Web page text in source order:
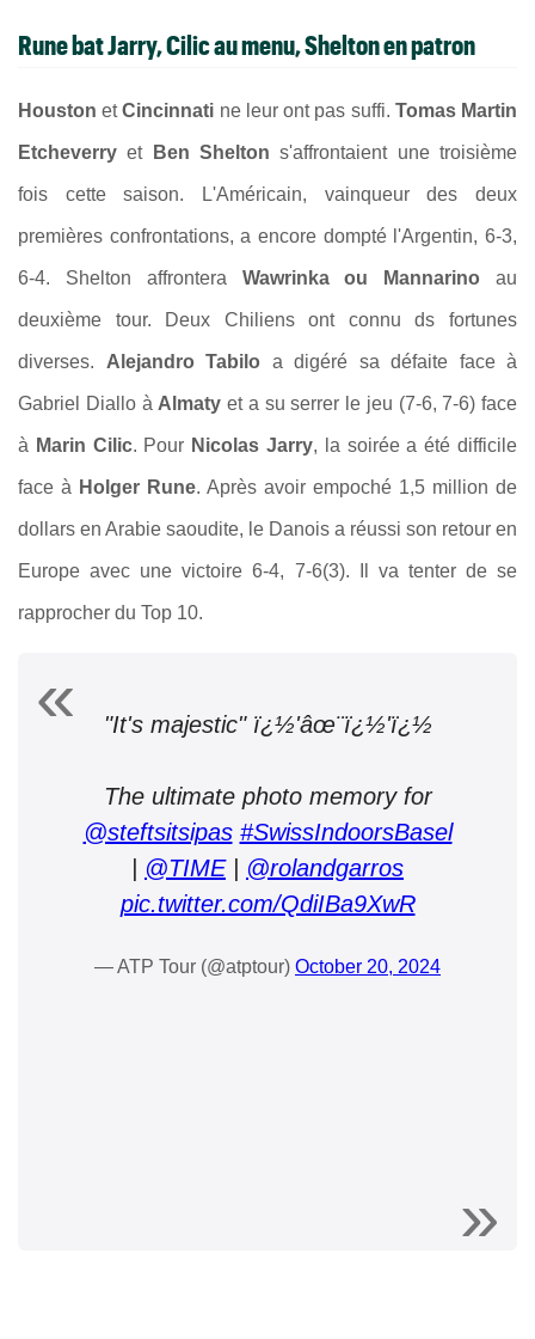
Rune bat Jarry, Cilic au menu, Shelton en patron
HoustonetCincinnati ne leur ont pas suffi. Tomas Martin
Etcheverryet Ben Shelton s'affrontaient une troisième
fois cette saison. L'Américain, vainqueur des deux
premières confrontations, a encore dompté l'Argentin, 6-3,
6-4. Shelton affrontera Wawrinka ou Mannarino au
deuxième tour. Deux Chiliens ont connu ds fortunes
diverses. Alejandro Tabilo a digéré sa défaite face à
Gabriel Diallo à Almaty et a su serrer le jeu (7-6, 7-6) face
à Marin Cilic. Pour Nicolas Jarry, la soirée a été difficile
face à Holger Rune. Après avoir empoché 1,5 million de
dollars en Arabie saoudite, le Danois a réussi son retour en
Europe avec une victoire 6-4, 7-6(3). Il va tenter de se
rapprocher du Top 10.
"It's majestic" ï¿½'âœ¨ï¿½'ï¿½
The ultimate photo memory for
@steftsitsipas #SwissIndoorsBasel
@TIME| @rolandgarros
pic.twitter.com/QdiIBa9XwR
— ATP Tour (@atptour) October 20, 2024